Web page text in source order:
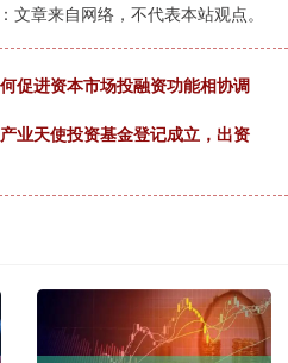
文章来自网络，不代表本站观点。
促进资本市场投融资功能相协调
业天使投资基金登记成立，出资